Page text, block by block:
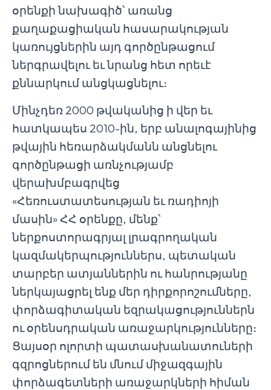
օրենքի նախագիծ՝ առանց
քաղաքացիական հասարակության
կառույցներին այդ գործընթացում
ներգրավելու եւ նրանց հետ որեւէ
քննարկում անցկացնելու։
Մինչդեռ 2000 թվականից ի վեր եւ
հատկապես 2010-ին, երբ անալոգայինից
թվային հեռարձակմանն անցնելու
գործընթացի առնչությամբ
վերախմբագրվեց
«Հեռուստատեսության եւ ռադիոյի
մասին» ՀՀ օրենքը, մենք՝
ներքոստորագրյալ լրագրողական
կազմակերպություններս, պետական
տարբեր ատյաններին ու հանրությանը
ներկայացրել ենք մեր դիրքորոշումները,
փորձագիտական եզրակացություններն
ու օրենսդրական առաջարկությունները։
Ցայսօր ոլորտի պատասխանատուների
գզրոցներում են մնում միջազգային
փորձագետների առաջարկների հիման